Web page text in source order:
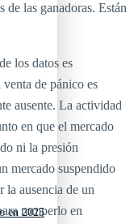
en 2025
de las ganadoras. Están
los datos es
de pánico es
ausente. La actividad
en que el mercado
ni la presión
mercado suspendido
la ausencia de un
romperlo en